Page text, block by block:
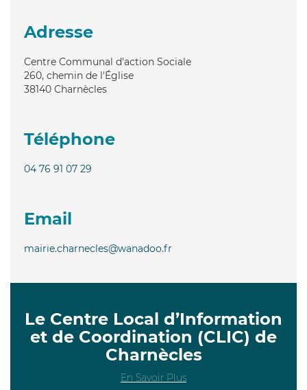
Adresse
Centre Communal d'action Sociale
260, chemin de l'Église
38140 Charnècles
Téléphone
04 76 91 07 29
Email
mairie.charnecles@wanadoo.fr
Le Centre Local d’Information
et de Coordination (CLIC) de
Charnècles
En Savoir Plus